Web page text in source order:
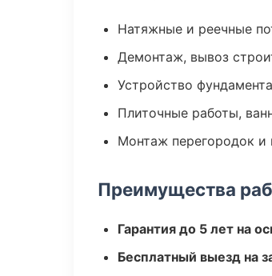
Натяжные и реечные
Демонтаж, вывоз
Устройство
Плиточные работы,
Монтаж перегородок и
Преимущества
Гарантия до 5 лет на
Бесплатный выезд на